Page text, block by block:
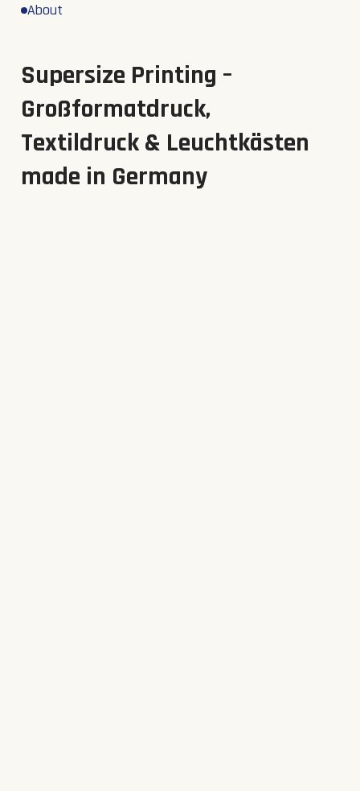
About
Supersize Printing –
Großformatdruck,
Textildruck & Leuchtkästen
made in Germany